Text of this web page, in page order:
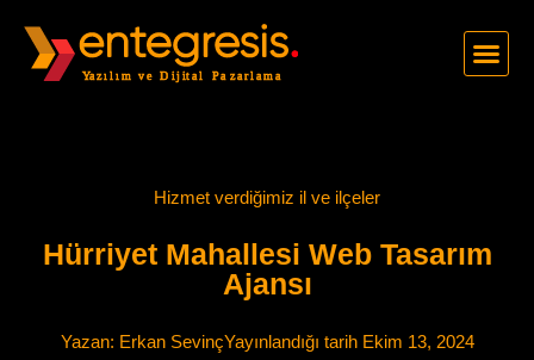
Hizmet verdiğimiz il ve ilçeler
Hürriyet Mahallesi Web Tasarım
Ajansı
Yazan: Erkan SevinçYayınlandığı tarihEkim 13, 2024